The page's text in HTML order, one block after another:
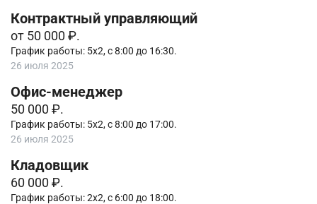
Контрактный управляющий
от 50 000 ₽.
График работы: 5х2, с 8:00 до 16:30.
26 июля 2025
Офис-менеджер
50 000 ₽.
График работы: 5х2, с 8:00 до 17:00.
26 июля 2025
Кладовщик
60 000 ₽.
График работы: 2х2, с 6:00 до 18:00.